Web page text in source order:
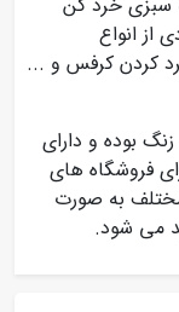
از انواع
کردن کرفس و ...
بوده و دارای
گرم سبزی برای فروشگاه های
به صورت